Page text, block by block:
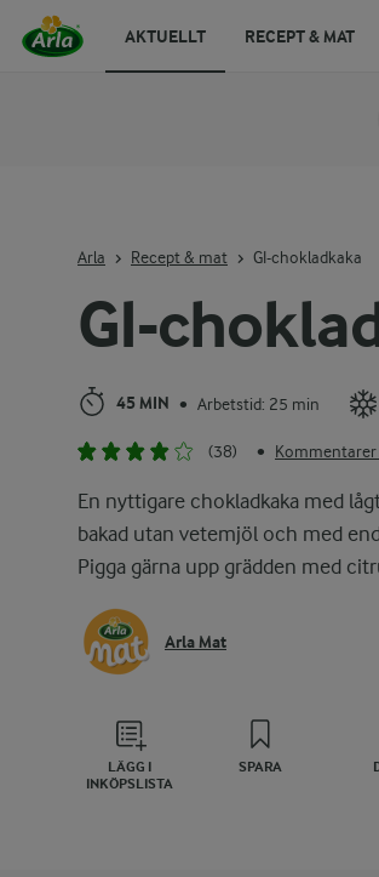
GI-
45 MIN • Arbetstid: 25 min
(38) • Kommentarer
En nyttigare chokladkaka med
bakad utan vetemjöl och med
Pigga gärna upp grädden med
Arla Mat
LÄGG I
INKÖPSLISTA
SPARA
Arla Recept & mat GI-chokladkaka
AKTUELLT RECEPT & MAT